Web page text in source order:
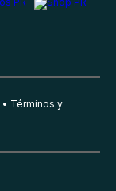
Términos y